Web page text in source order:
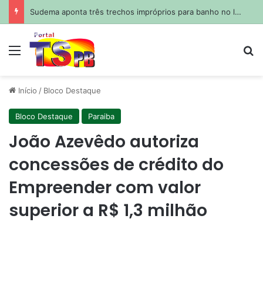
Sudema aponta três trechos impróprios para banho no litoral da Paraíba neste fim de semana
Menu
Início / Bloco Destaque
Bloco Destaque Paraiba
João Azevêdo autoriza
concessões de crédito do
Empreender com valor
superior a R$ 1,3 milhão